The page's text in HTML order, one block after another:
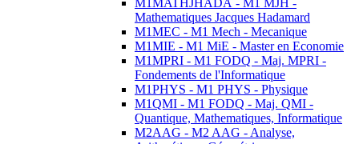
M1MATHJHADA - M1 MJH -
Mathematiques Jacques Hadamard
M1MEC - M1 Mech - Mecanique
M1MIE - M1 MiE - Master en Economie
M1MPRI - M1 FODQ - Maj. MPRI -
Fondements de l'Informatique
M1PHYS - M1 PHYS - Physique
M1QMI - M1 FODQ - Maj. QMI -
Quantique, Mathematiques, Informatique
M2AAG - M2 AAG - Analyse,